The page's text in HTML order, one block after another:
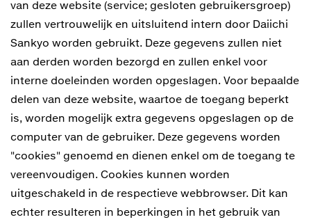
van deze website (service; gesloten gebruikersgroep)
zullen vertrouwelijk en uitsluitend intern door Daiichi
Sankyo worden gebruikt. Deze gegevens zullen niet
aan derden worden bezorgd en zullen enkel voor
interne doeleinden worden opgeslagen. Voor bepaalde
delen van deze website, waartoe de toegang beperkt
is, worden mogelijk extra gegevens opgeslagen op de
computer van de gebruiker. Deze gegevens worden
"cookies" genoemd en dienen enkel om de toegang te
vereenvoudigen. Cookies kunnen worden
uitgeschakeld in de respectieve webbrowser. Dit kan
echter resulteren in beperkingen in het gebruik van